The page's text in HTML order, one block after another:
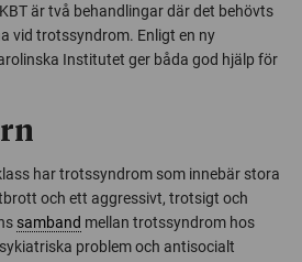
är två behandlingar där det behövts
vid trotssyndrom. Enligt en ny
Institutet ger båda god hjälp för
har trotssyndrom som innebär stora
och ett aggressivt, trotsigt och
samband mellan trotssyndrom hos
problem och antisocialt